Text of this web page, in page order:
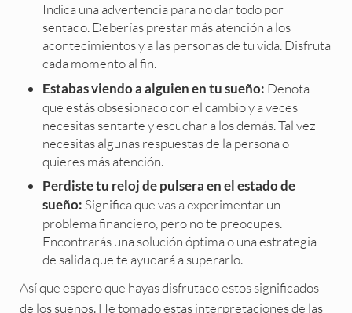
Indica una advertencia para no dar todo por
sentado. Deberías prestar más atención a los
acontecimientos y a las personas de tu vida. Disfruta
cada momento al fin.
Estabas viendo a alguien en tu sueño: Denota
que estás obsesionado con el cambio y a veces
necesitas sentarte y escuchar a los demás. Tal vez
necesitas algunas respuestas de la persona o
quieres más atención.
Perdiste tu reloj de pulsera en el estado de
sueño: Significa que vas a experimentar un
problema financiero, pero no te preocupes.
Encontrarás una solución óptima o una estrategia
de salida que te ayudará a superarlo.
Así que espero que hayas disfrutado estos significados
de los sueños. He tomado estas interpretaciones de las